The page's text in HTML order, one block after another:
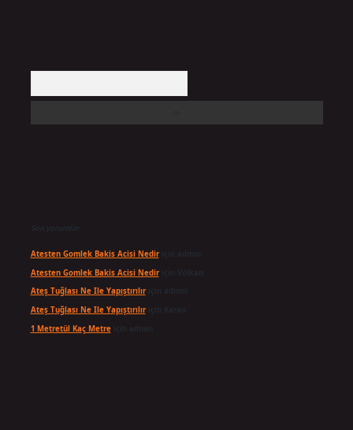
Son yorumlar
Atesten Gomlek Bakis Acisi Nediriçin
Atesten Gomlek Bakis Acisi Nediriçin
Ateş Tuğlası Ne Ile Yapıştırılıriçin
Ateş Tuğlası Ne Ile Yapıştırılıriçin
1 Metretül Kaç Metreiçin